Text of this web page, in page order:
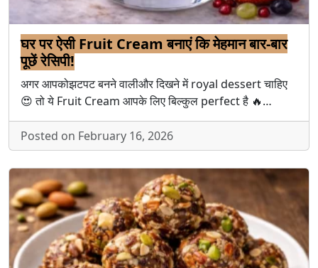
घर पर ऐसी Fruit Cream बनाएं कि मेहमान बार-बार
पूछें रेसिपी!
अगर आपकोझटपट बनने वालीऔर दिखने में royal dessert चाहिए
😍 तो ये Fruit Cream आपके लिए बिल्कुल perfect है 🔥…
Posted on February 16, 2026